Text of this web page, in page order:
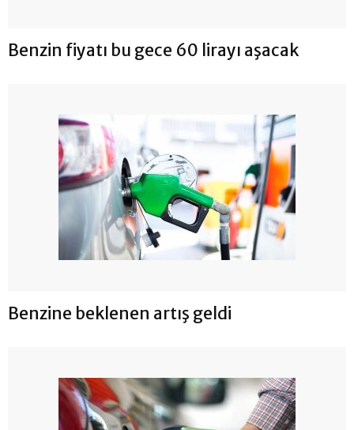
Benzin fiyatı bu gece 60 lirayı aşacak
Benzine beklenen artış geldi